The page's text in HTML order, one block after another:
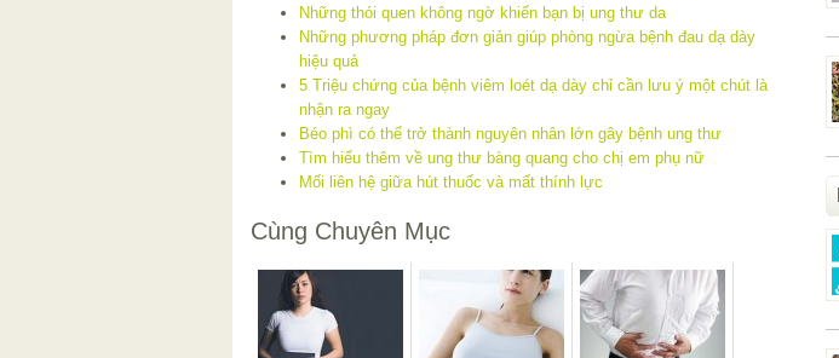
Những thói quen không ngờ khiến bạn bị ung thư da
Những phương pháp đơn giản giúp phòng ngừa bệnh đau dạ dày
hiệu quả
5 Triệu chứng của bệnh viêm loét dạ dày chỉ cần lưu ý một chút là
nhận ra ngay
Béo phì có thể trở thành nguyên nhân lớn gây bệnh ung thư
Tìm hiểu thêm về ung thư bàng quang cho chị em phụ nữ
Mối liên hệ giữa hút thuốc và mất thính lực
Cùng Chuyên Mục